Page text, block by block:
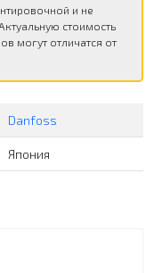
и не
стоимость
могут отличатся от
Danfoss
Япония